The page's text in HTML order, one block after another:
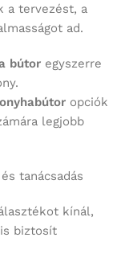
a tervezést, a
ad.
bútor egyszerre
opciók
legjobb
tanácsadás
kínál,
biztosít